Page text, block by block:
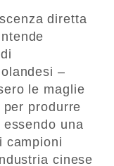
diretta
–
le maglie
produrre
una
campioni
cinese